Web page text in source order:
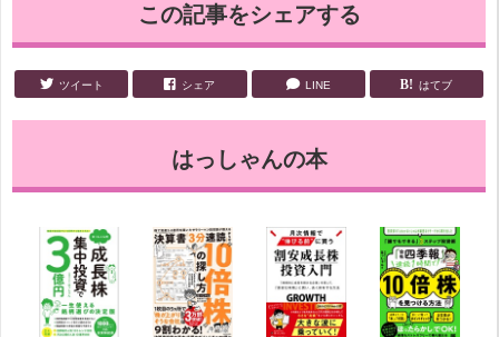
この記事をシェアする
ツイート シェア LINE はてブ
はっしゃんの本